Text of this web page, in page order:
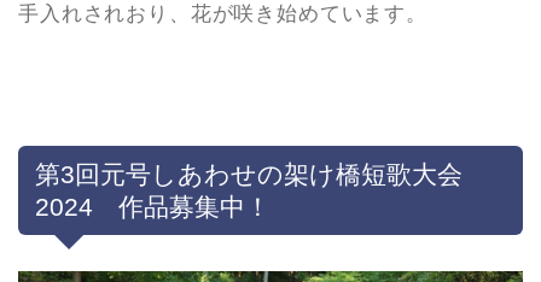
手入れされおり、花が咲き始めています。
第3回元号しあわせの架け橋短歌大会
2024 作品募集中！